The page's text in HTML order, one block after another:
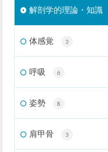
解剖学的理論・知識
体感覚 3
呼吸 6
姿勢 8
肩甲骨 3